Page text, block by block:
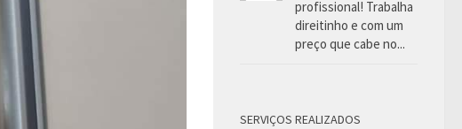
profissional! Trabalha
direitinho e com um
preço que cabe no...
SERVIÇOS REALIZADOS